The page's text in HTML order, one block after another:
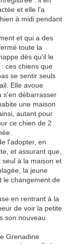
et elle l'a
à midi pendant
et qui a des
toute la
dès qu'il le
ces chiens que
se sentir seuls
Elle avoue
s'en débarrasser
une maison
autant pour
ce chien de 2
l'adopter, en
et assurant que,
à la maison et
la jeune
le changement de
en rentrant à la
de voir la petite
son nouveau
Grenadine